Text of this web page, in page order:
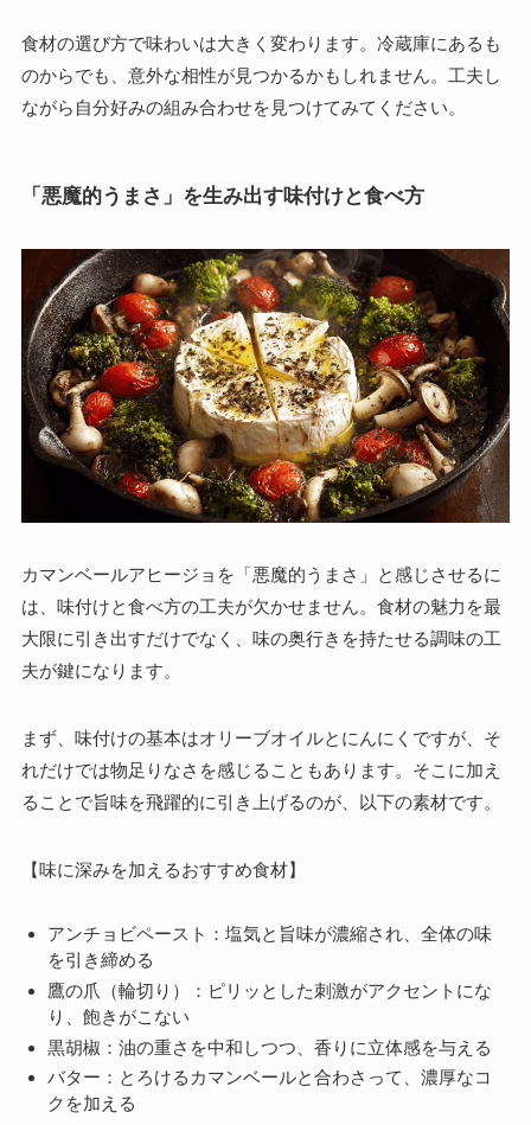
食材の選び方で味わいは大きく変わります。冷蔵庫にあるも
のからでも、意外な相性が見つかるかもしれません。工夫し
ながら自分好みの組み合わせを見つけてみてください。
「悪魔的うまさ」を生み出す味付けと食べ方
カマンベールアヒージョを「悪魔的うまさ」と感じさせるに
は、味付けと食べ方の工夫が欠かせません。食材の魅力を最
大限に引き出すだけでなく、味の奥行きを持たせる調味の工
夫が鍵になります。
まず、味付けの基本はオリーブオイルとにんにくですが、そ
れだけでは物足りなさを感じることもあります。そこに加え
ることで旨味を飛躍的に引き上げるのが、以下の素材です。
【味に深みを加えるおすすめ食材】
アンチョビペースト：塩気と旨味が濃縮され、全体の味
を引き締める
鷹の爪（輪切り）：ピリッとした刺激がアクセントにな
り、飽きがこない
黒胡椒：油の重さを中和しつつ、香りに立体感を与える
バター：とろけるカマンベールと合わさって、濃厚なコ
クを加える